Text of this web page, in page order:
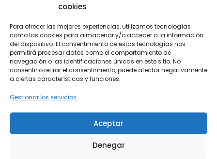
cookies
Para ofrecer las mejores experiencias, utilizamos tecnologías
como las cookies para almacenar y/o acceder a la información
del dispositivo. El consentimiento de estas tecnologías nos
permitirá procesar datos como el comportamiento de
navegación o las identificaciones únicas en este sitio. No
consentir o retirar el consentimiento, puede afectar negativamente
a ciertas características y funciones.
Gestionar los servicios
Aceptar
Denegar
Términos y condiciones
Política de privacidad
Política de cookies (UE)
Contacto
Email: info@mitania.com